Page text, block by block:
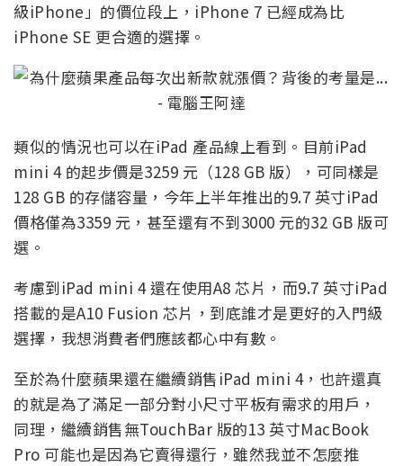
級iPhone」的價位段上，iPhone 7 已經成為比
iPhone SE 更合適的選擇。
類似的情況也可以在iPad 產品線上看到。目前iPad
mini 4 的起步價是3259 元（128 GB 版），可同樣是
128 GB 的存儲容量，今年上半年推出的9.7 英寸iPad
價格僅為3359 元，甚至還有不到3000 元的32 GB 版可
選。
考慮到iPad mini 4 還在使用A8 芯片，而9.7 英寸iPad
搭載的是A10 Fusion 芯片，到底誰才是更好的入門級
選擇，我想消費者們應該都心中有數。
至於為什麼蘋果還在繼續銷售iPad mini 4，也許還真
的就是為了滿足一部分對小尺寸平板有需求的用戶，
同理，繼續銷售無TouchBar 版的13 英寸MacBook
Pro 可能也是因為它賣得還行，雖然我並不怎麼推